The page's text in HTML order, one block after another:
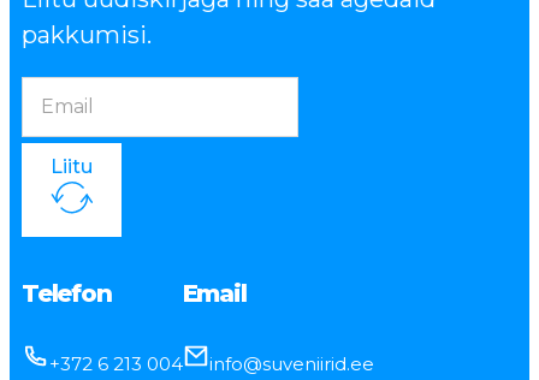
pakkumisi.
Liitu
Telefon
+372 6 213 004
Email
info@suveniirid.ee